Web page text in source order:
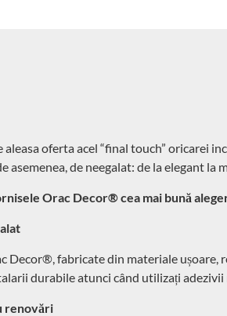
aleasa oferta acel “final touch” oricarei
asemenea, de neegalat: de la elegant la
Orac Decor® cea mai bună
Decor®, fabricate din materiale ușoare,
durabile atunci când utilizați
renovări